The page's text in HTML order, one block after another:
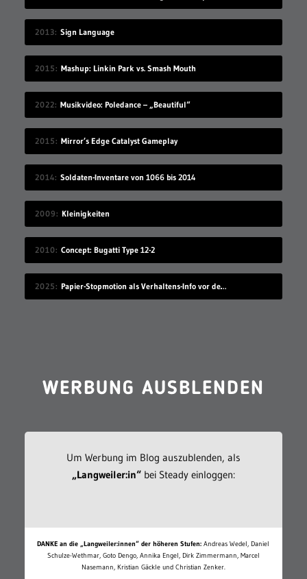
2013 Sign Language
2015 Mashup: Linkin Park vs. Smash Mouth
2022 Musikvideo: Poledance – „Beautiful“
2015 Mirror’s Edge Catalyst Gameplay
2014 Soldaten-Inventare von 1066 bis 2014
2009 Kleinigkeiten
2010 Concept: Bugatti Type 12-2
2025 Papier-Stopmotion als Verhaltens-Info vor dem Kinofilm
WERBUNG AUSBLENDEN
Um Werbung im Blog auszublenden, als
„Langweiler:in“bei Steady einloggen:
DANKE an die „Langweiler:innen“ der höheren Stufen: Andreas Wedel, Daniel
Schulze-Wethmar, Goto Dengo, Annika Engel, Dirk Zimmermann, Marcel
Nasemann, Kristian Gäckle und Christian Zenker.